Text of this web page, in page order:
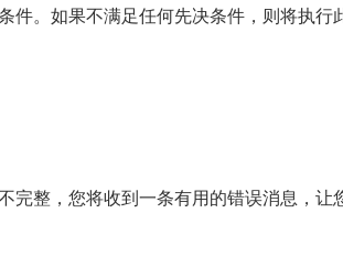
件。如果不满足任何先决条件，则将执行
完整，您将收到一条有用的错误消息，让